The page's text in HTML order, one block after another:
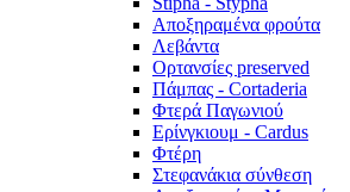
Αποξηραμένα φρούτα
Λεβάντα
Ορτανσίες preserved
Πάμπας - Cortaderia
Φτερά Παγωνιού
Ερίνγκιουμ - Cardus
Φτέρη
Στεφανάκια σύνθεση